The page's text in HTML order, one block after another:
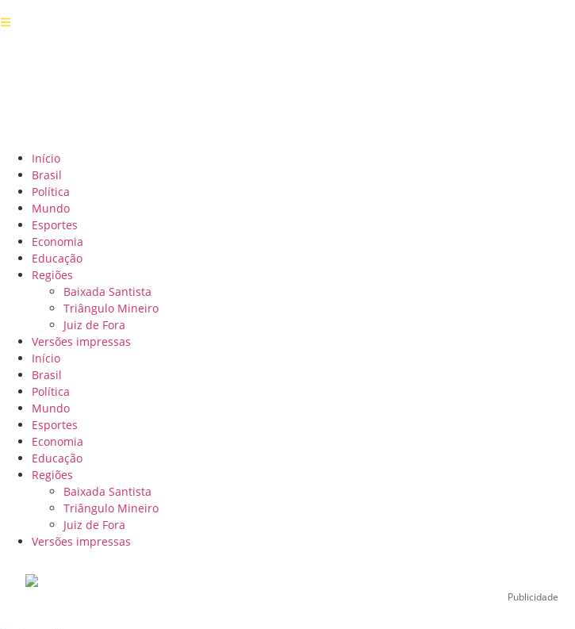
Início
Brasil
Política
Mundo
Esportes
Economia
Educação
Regiões
Baixada Santista
Triângulo Mineiro
Juiz de Fora
Versões impressas
Início
Brasil
Política
Mundo
Esportes
Economia
Educação
Regiões
Baixada Santista
Triângulo Mineiro
Juiz de Fora
Versões impressas
Publicidade